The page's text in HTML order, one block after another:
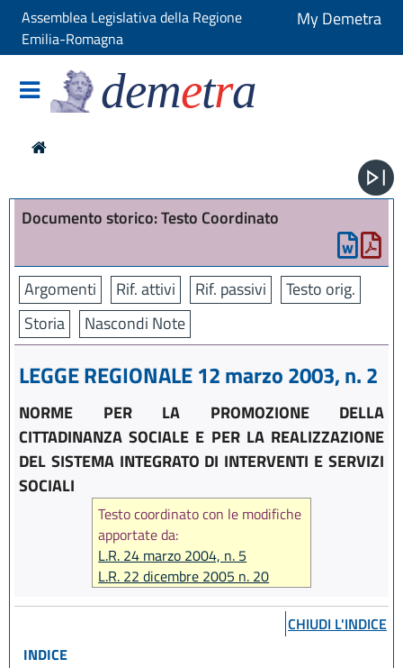
Assemblea Legislativa della Regione
Emilia-Romagna
My Demetra
demetra
Documento storico: Testo Coordinato
Argomenti Rif. attivi Rif. passivi
Testo orig.
Storia
Nascondi Note
LEGGE REGIONALE 12 marzo 2003, n. 2
NORME PER LA PROMOZIONE DELLA
CITTADINANZA SOCIALE E PER LA REALIZZAZIONE
DEL SISTEMA INTEGRATO DI INTERVENTI E SERVIZI
SOCIALI
Testo coordinato con le modifiche
apportate da:
L.R. 24 marzo 2004, n. 5
L.R. 22 dicembre 2005 n. 20
CHIUDI L'INDICE
INDICE